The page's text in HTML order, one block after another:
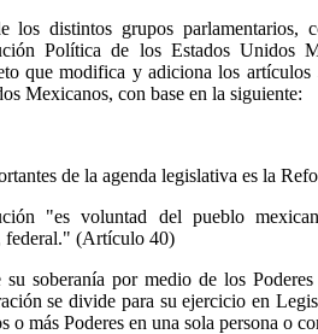
los distintos grupos parlamentarios,
Política de los Estados Unidos
que modifica y adiciona los
Mexicanos, con base en la siguiente:
de la agenda legislativa es la
"es voluntad del pueblo
federal." (Artículo 40)
su soberanía por medio de los
se divide para su ejercicio en
o más Poderes en una sola persona o